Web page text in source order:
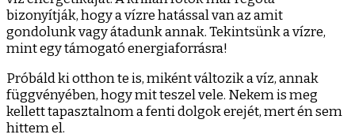
bizonyítják, hogy a vízre hatással van az amit
gondolunk vagy átadunk annak. Tekintsünk a vízre,
mint egy támogató energiaforrásra!
Próbáld ki otthon te is, miként változik a víz, annak
függvényében, hogy mit teszel vele. Nekem is meg
kellett tapasztalnom a fenti dolgok erejét, mert én sem
hittem el.